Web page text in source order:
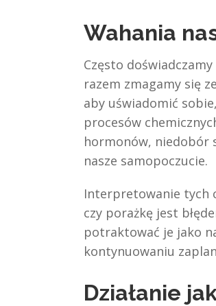
Wahania
Często
razem zmagamy się
aby uświadomić
procesów
hormonów, niedobór
nasze samopoczucie.
Interpretowanie tych
czy porażkę jest
potraktować je jako
kontynuowaniu
Działanie